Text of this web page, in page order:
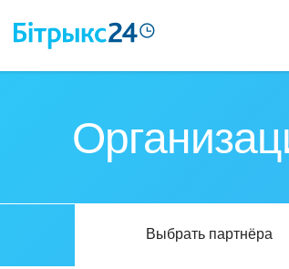
Выбрать партнёра